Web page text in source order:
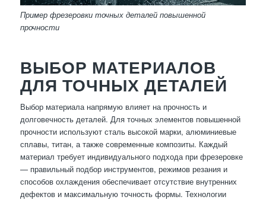
Пример фрезеровки точных деталей повышенной
прочности
ВЫБОР МАТЕРИАЛОВ
ДЛЯ ТОЧНЫХ ДЕТАЛЕЙ
Выбор материала напрямую влияет на прочность и
долговечность деталей. Для точных элементов повышенной
прочности используют сталь высокой марки, алюминиевые
сплавы, титан, а также современные композиты. Каждый
материал требует индивидуального подхода при фрезеровке
— правильный подбор инструментов, режимов резания и
способов охлаждения обеспечивает отсутствие внутренних
дефектов и максимальную точность формы. Технологии